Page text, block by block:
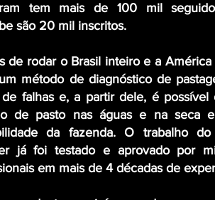
tem mais de 100 mil
são 20 mil inscritos.
de rodar o Brasil inteiro e a América
método de diagnóstico de
de falhas e, a partir dele, é possível
de pasto nas águas e na seca
da fazenda. O trabalho do
já foi testado e aprovado por
em mais de 4 décadas de